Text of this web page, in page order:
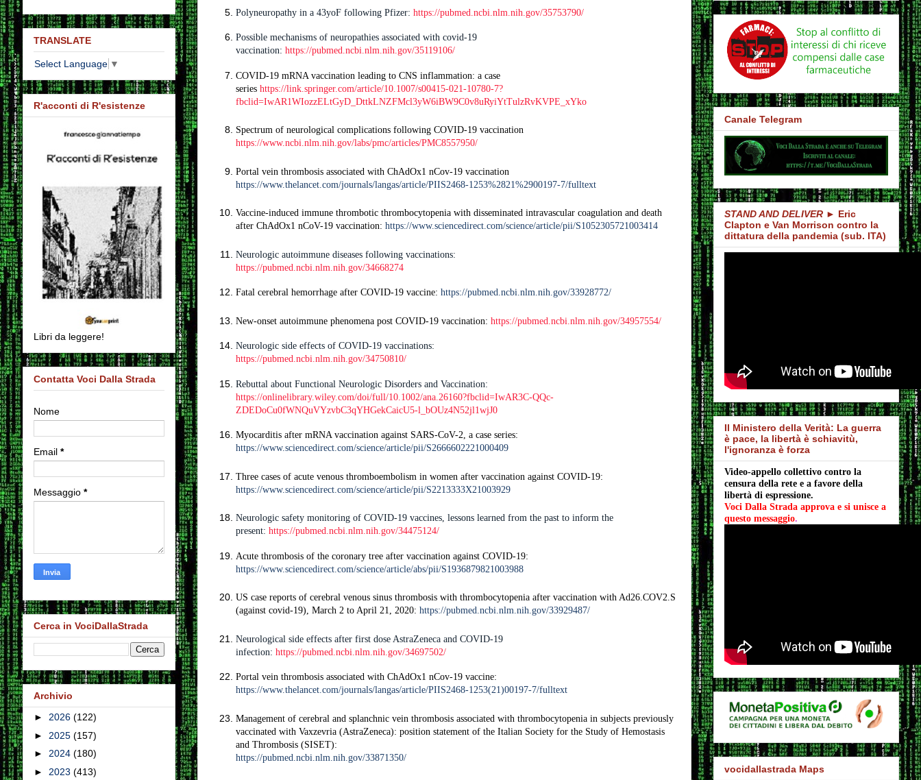
Polyneuropathy in a 43yoF following Pfizer: https://pubmed.ncbi.nlm.nih.gov/35753790/
Possible mechanisms of neuropathies associated with covid-19
vaccination: https://pubmed.ncbi.nlm.nih.gov/35119106/
COVID-19 mRNA vaccination leading to CNS inflammation: a case
series https://link.springer.com/article/10.1007/s00415-021-10780-7?
fbclid=IwAR1WIozzELtGyD_DttkLNZFMcl3yW6iBW9C0v8uRyiYtTulzRvKVPE_xYko
Spectrum of neurological complications following COVID-19 vaccination
https://www.ncbi.nlm.nih.gov/labs/pmc/articles/PMC8557950/
Portal vein thrombosis associated with ChAdOx1 nCov-19 vaccination
https://www.thelancet.com/journals/langas/article/PIIS2468-1253%2821%2900197-7/fulltext
Vaccine-induced immune thrombotic thrombocytopenia with disseminated intravascular coagulation and death
after ChAdOx1 nCoV-19 vaccination: https://www.sciencedirect.com/science/article/pii/S1052305721003414
Neurologic autoimmune diseases following vaccinations:
https://pubmed.ncbi.nlm.nih.gov/34668274
Fatal cerebral hemorrhage after COVID-19 vaccine: https://pubmed.ncbi.nlm.nih.gov/33928772/
New-onset autoimmune phenomena post COVID-19 vaccination: https://pubmed.ncbi.nlm.nih.gov/34957554/
Neurologic side effects of COVID-19 vaccinations:
https://pubmed.ncbi.nlm.nih.gov/34750810/
Rebuttal about Functional Neurologic Disorders and Vaccination:
https://onlinelibrary.wiley.com/doi/full/10.1002/ana.26160?fbclid=IwAR3C-QQc-
ZDEDoCu0fWNQuVYzvbC3qYHGekCaicU5-l_bOUz4N52jl1wjJ0
Myocarditis after mRNA vaccination against SARS-CoV-2, a case series:
https://www.sciencedirect.com/science/article/pii/S2666602221000409
Three cases of acute venous thromboembolism in women after vaccination against COVID-19:
https://www.sciencedirect.com/science/article/pii/S2213333X21003929
Neurologic safety monitoring of COVID-19 vaccines, lessons learned from the past to inform the
present: https://pubmed.ncbi.nlm.nih.gov/34475124/
Acute thrombosis of the coronary tree after vaccination against COVID-19:
https://www.sciencedirect.com/science/article/abs/pii/S1936879821003988
US case reports of cerebral venous sinus thrombosis with thrombocytopenia after vaccination with Ad26.COV2.S
(against covid-19), March 2 to April 21, 2020: https://pubmed.ncbi.nlm.nih.gov/33929487/
Neurological side effects after first dose AstraZeneca and COVID-19
infection: https://pubmed.ncbi.nlm.nih.gov/34697502/
Portal vein thrombosis associated with ChAdOx1 nCov-19 vaccine:
https://www.thelancet.com/journals/langas/article/PIIS2468-1253(21)00197-7/fulltext
Management of cerebral and splanchnic vein thrombosis associated with thrombocytopenia in subjects previously
vaccinated with Vaxzevria (AstraZeneca): position statement of the Italian Society for the Study of Hemostasis
and Thrombosis (SISET):
https://pubmed.ncbi.nlm.nih.gov/33871350/
TRANSLATE
Select Language ▼
R'acconti di R'esistenze
Libri da leggere!
Contatta Voci Dalla Strada
Nome
Email *
Messaggio *
Cerca in VociDallaStrada
Archivio
► 2026 (122)
► 2025 (157)
► 2024 (180)
► 2023 (413)
Canale Telegram
STAND AND DELIVER► Eric
Clapton e Van Morrison contro la
dittatura della pandemia (sub. ITA)
Il Ministero della Verità: La guerra
è pace, la libertà è schiavitù,
l'ignoranza è forza
Video-appello collettivo contro la
censura della rete e a favore della
libertà di espressione.
Voci Dalla Strada approva e si unisce a
questo messaggio.
vocidallastrada Maps